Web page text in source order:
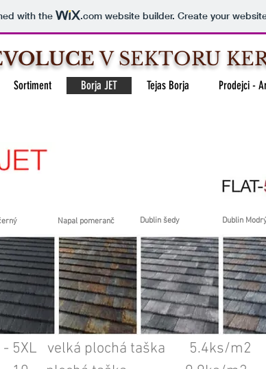
with the .comwebsite builder. Create your
V SEKTORU
Sortiment Borja JET Tejas Borja Prodejci -
Napal pomeranč Dublin šedy Dublin
- 5XL velká plochá taška 5.4ks/m2